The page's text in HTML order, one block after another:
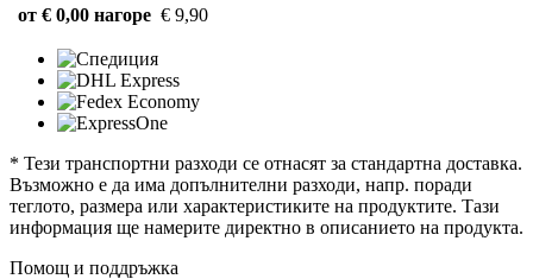
от € 0,00 нагоре € 9,90
* Тези транспортни разходи се отнасят за стандартна доставка.
Възможно е да има допълнителни разходи, напр. поради
теглото, размера или характеристиките на продуктите. Тази
информация ще намерите директно в описанието на продукта.
Помощ и поддръжка